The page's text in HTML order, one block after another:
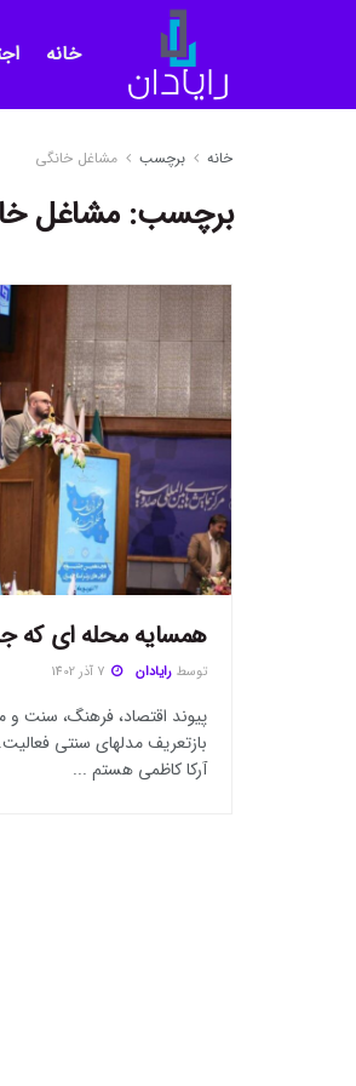
خانه
خانه برچسب مشاغل خانگی
برچسب:مشاغل
همسایه محله ای که
توسط رایادان
پیوند اقتصاد، فرهنگ، سنت
بازتعریف مدلهای سنتی
آرکا کاظمی هستم ...